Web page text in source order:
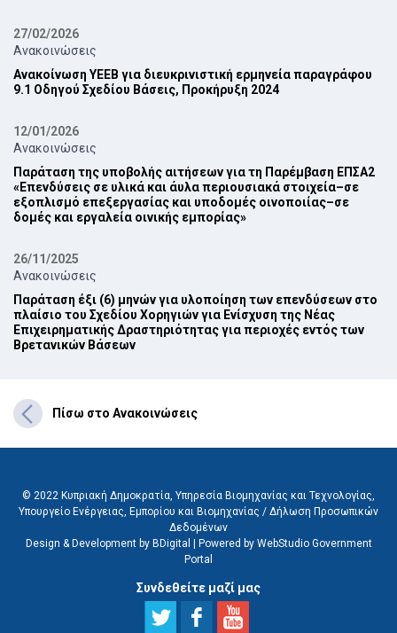
27/02/2026
Ανακοινώσεις
Ανακοίνωση ΥΕΕΒ για διευκρινιστική ερμηνεία παραγράφου
9.1 Οδηγού Σχεδίου Βάσεις, Προκήρυξη 2024‎
12/01/2026
Ανακοινώσεις
Παράταση της υποβολής αιτήσεων για τη Παρέμβαση ΕΠ‎ΣΑ2
‎«Επενδύσεις σε υλικά και άυλα περιουσιακά στοιχεία–σε
εξοπλισμό επεξεργασίας και ‎υποδομές οινοποιίας–σε
δομές και εργαλεία οινικής εμπορίας»‎
26/11/2025
Ανακοινώσεις
Παράταση έξι (6) μηνών για υλοποίηση των επενδύσεων στο
πλαίσιο του ‎Σχεδίου Χορηγιών για Ενίσχυση της Νέας
Επιχειρηματικής Δραστηριότητας ‎για περιοχές εντός των
Βρετανικών Βάσεων ‎
Πίσω στο Ανακοινώσεις
© 2022 Κυπριακή Δημοκρατία, Υπηρεσία Βιομηχανίας και Τεχνολογίας,
Υπουργείο Ενέργειας, Εμπορίου και Βιομηχανίας / Δήλωση Προσωπικών
Δεδομένων
Design & Development by BDigital
Powered by WebStudio Government
Portal
Συνδεθείτε μαζί μας